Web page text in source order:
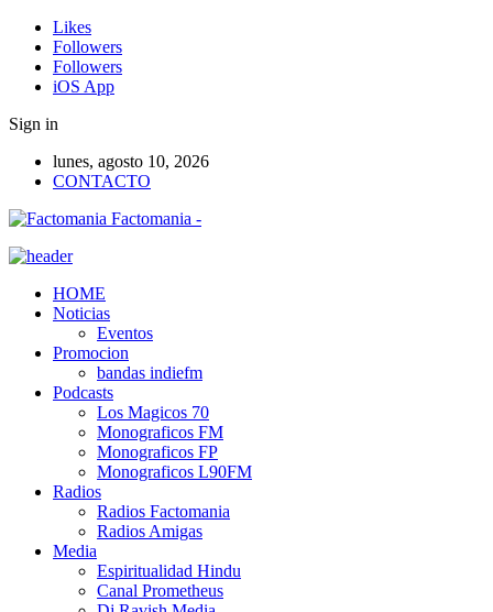
Likes
Followers
Followers
iOS App
Sign in
lunes, agosto 10, 2026
CONTACTO
Factomania -
HOME
Noticias
Eventos
Promocion
bandas indiefm
Podcasts
Los Magicos 70
Monograficos FM
Monograficos FP
Monograficos L90FM
Radios
Radios Factomania
Radios Amigas
Media
Espiritualidad Hindu
Canal Prometheus